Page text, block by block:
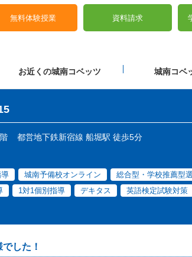
無料体験授業 資料請求
お近くの城南コベッツ 城南コベ
都営地下鉄新宿線 船堀駅 徒歩5分
城南予備校オンライン
総合型・学校推薦型
1対1個別指導 デキタス 英語検定試験対策
した！